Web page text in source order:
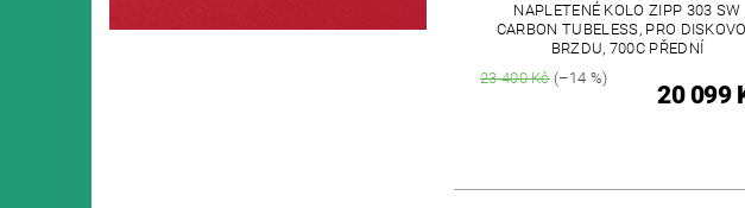
NAPLETENÉ KOLO ZIPP 303 SW
CARBON TUBELESS, PRO
BRZDU, 700C PŘEDNÍ
23 400 Kč(–14 %)
20 099